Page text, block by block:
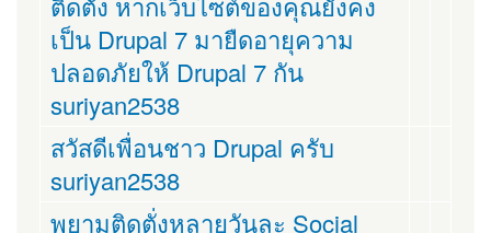
เป็น Drupal 7 มายืดอายุความ
ปลอดภัยให้ Drupal 7 กัน
suriyan2538
สวัสดีเพื่อนชาว Drupal ครับ
suriyan2538
พยามติดตั่งหลายวันละ Social